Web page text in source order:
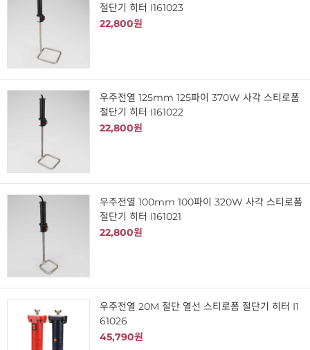
절단기 히터 I161023
22,800원
우주전열 125mm 125파이 370W 사각 스티로폼
절단기 히터 I161022
22,800원
우주전열 100mm 100파이 320W 사각 스티로폼
절단기 히터 I161021
22,800원
우주전열 20M 절단 열선 스티로폼 절단기 히터 I1
61026
45,790원